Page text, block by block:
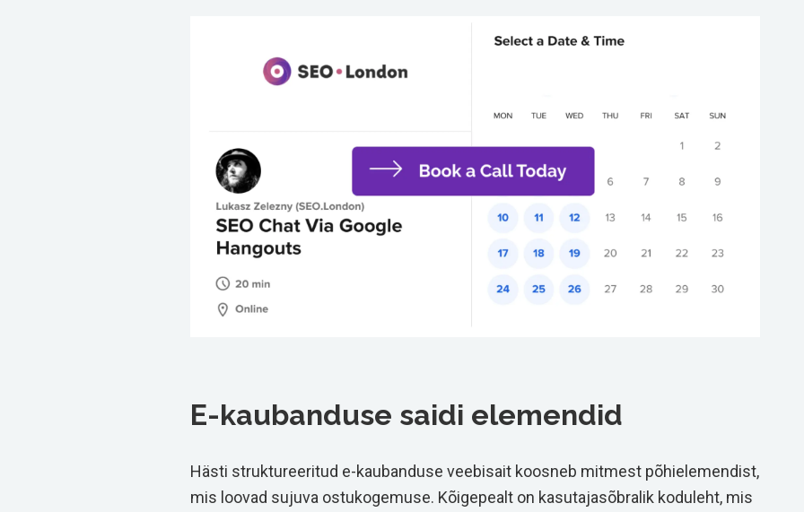
E-kaubanduse saidi elemendid
Hästi struktureeritud e-kaubanduse veebisait koosneb mitmest põhielemendist,
mis loovad sujuva ostukogemuse. Kõigepealt on kasutajasõbralik koduleht, mis